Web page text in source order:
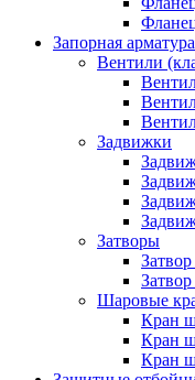
Запорная арматура
Вентили
Задвижки
Затворы
Шаровые
Кран
Кран
Кран